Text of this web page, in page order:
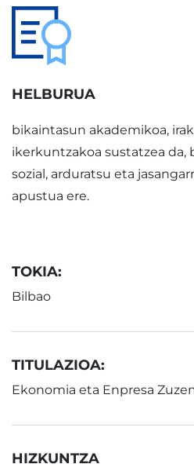
HELBURUA
bikaintasun akademikoa,
ikerkuntzakoa sustatzea da,
sozial, arduratsu eta
apustua ere.
TOKIA:
Bilbao
TITULAZIOA:
Ekonomia eta Enpresa
HIZKUNTZA